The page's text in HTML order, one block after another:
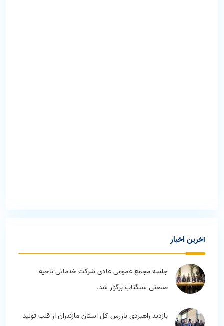
آخرين اخبار
جلسه مجمع عمومی عادی شرکت خدماتی ناحیه
صنعتی سنگتاب برگزار شد.
بازدید راهبردی بازرس کل استان مازندران از قلب تولید